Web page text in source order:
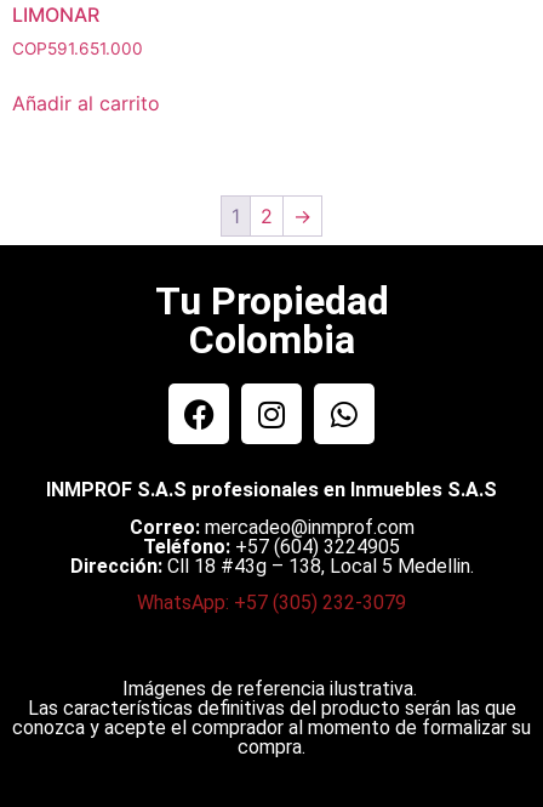
LIMONAR
COP591.651.000
Añadir al carrito
1 2 →
Tu Propiedad
Colombia
INMPROF S.A.S profesionales en Inmuebles S.A.S
Correo: mercadeo@inmprof.com
Teléfono: +57 (604) 3224905
Dirección:Cll 18 #43g – 138, Local 5 Medellin.
WhatsApp: +57 (305) 232-3079
Imágenes de referencia ilustrativa.
Las características definitivas del producto serán las que
conozca y acepte el comprador al momento de formalizar su
compra.